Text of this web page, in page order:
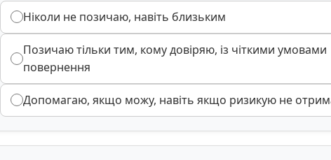
Ніколи не позичаю, навіть близьким
Позичаю тільки тим, кому довіряю, із чіткими умовами
повернення
Допомагаю, якщо можу, навіть якщо ризикую не